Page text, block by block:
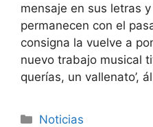
mensaje en sus letras
permanecen con el
consigna la vuelve a
nuevo trabajo musical
querías, un vallenato’,
Noticias